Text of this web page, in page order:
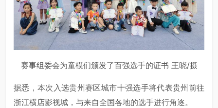
赛事组委会为童模们颁发了百强选手的证书 王晓/摄
据悉，本次入选贵州赛区城市十强选手将代表贵州前往
浙江横店影视城，与来自全国各地的选手进行角逐。